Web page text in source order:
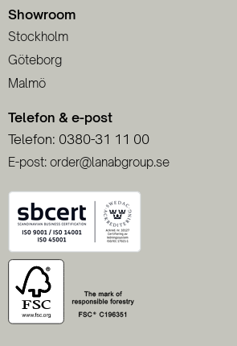
Showroom
Stockholm
Göteborg
Malmö
Telefon & e-post
Telefon: 0380-31 11 00
E-post: order@lanabgroup.se